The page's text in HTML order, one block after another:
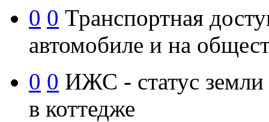
0 0 Транспортная
автомобиле и на
0 0 ИЖС - статус земли
в коттедже